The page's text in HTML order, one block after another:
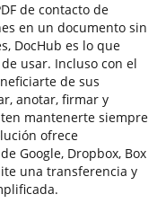
de contacto de
en un documento sin
DocHub es lo que
usar. Incluso con el
de sus
anotar, firmar y
mantenerte siempre
ofrece
Google, Dropbox, Box
una transferencia y